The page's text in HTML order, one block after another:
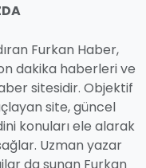
Furkan Haber,
dakika haberleri ve
sitesidir. Objektif
site, güncel
konuları ele alarak
Uzman yazar
da sunan Furkan